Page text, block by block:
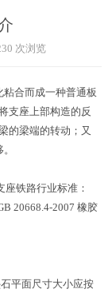
次浏览
合而成一种普通板
支座上部构造的反
的梁端的转动；又
铁路行业标准：
20668.4-2007 橡胶
平面尺寸大小应按